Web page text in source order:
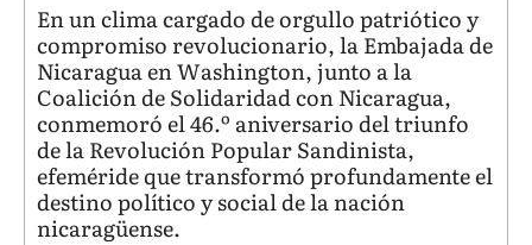
En un clima cargado de orgullo patriótico y
compromiso revolucionario, la Embajada de
Nicaragua en Washington, junto a la
Coalición de Solidaridad con Nicaragua,
conmemoró el 46.º aniversario del triunfo
de la Revolución Popular Sandinista,
efeméride que transformó profundamente el
destino político y social de la nación
nicaragüense.